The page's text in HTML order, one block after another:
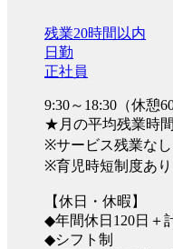
残業20時間以内
日勤
正社員
9:30～18:30（休憩60
★月の平均残業時
※サービス残業なし
※育児時短制度あり
【休日・休暇】
◆年間休日120日＋
◆シフト制